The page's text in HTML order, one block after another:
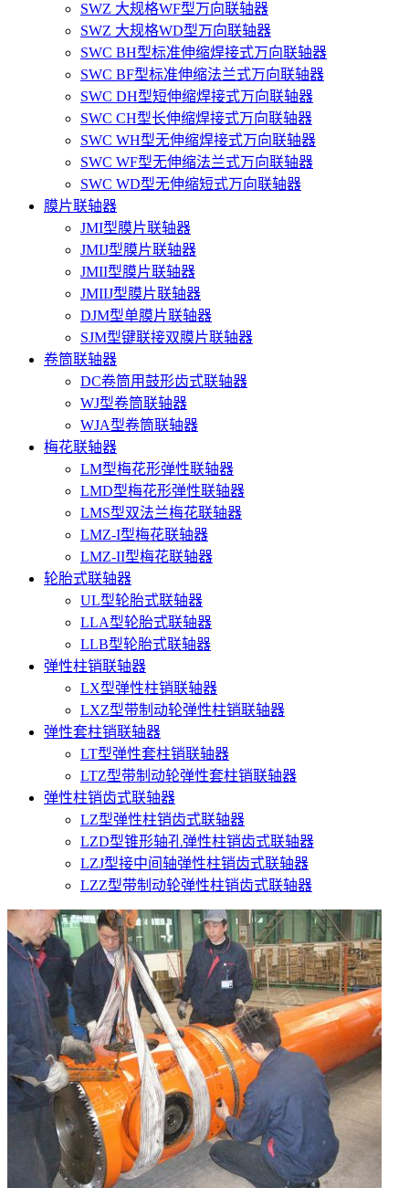
SWZ 大规格WF型万向联轴器
SWZ 大规格WD型万向联轴器
SWC BH型标准伸缩焊接式万向联轴器
SWC BF型标准伸缩法兰式万向联轴器
SWC DH型短伸缩焊接式万向联轴器
SWC CH型长伸缩焊接式万向联轴器
SWC WH型无伸缩焊接式万向联轴器
SWC WF型无伸缩法兰式万向联轴器
SWC WD型无伸缩短式万向联轴器
膜片联轴器
JMI型膜片联轴器
JMIJ型膜片联轴器
JMII型膜片联轴器
JMIIJ型膜片联轴器
DJM型单膜片联轴器
SJM型键联接双膜片联轴器
卷筒联轴器
DC卷筒用鼓形齿式联轴器
WJ型卷筒联轴器
WJA型卷筒联轴器
梅花联轴器
LM型梅花形弹性联轴器
LMD型梅花形弹性联轴器
LMS型双法兰梅花联轴器
LMZ-I型梅花联轴器
LMZ-II型梅花联轴器
轮胎式联轴器
UL型轮胎式联轴器
LLA型轮胎式联轴器
LLB型轮胎式联轴器
弹性柱销联轴器
LX型弹性柱销联轴器
LXZ型带制动轮弹性柱销联轴器
弹性套柱销联轴器
LT型弹性套柱销联轴器
LTZ型带制动轮弹性套柱销联轴器
弹性柱销齿式联轴器
LZ型弹性柱销齿式联轴器
LZD型锥形轴孔弹性柱销齿式联轴器
LZJ型接中间轴弹性柱销齿式联轴器
LZZ型带制动轮弹性柱销齿式联轴器